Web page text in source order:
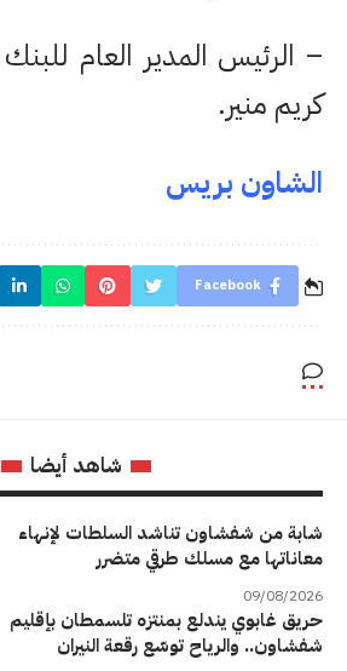
– الرئيس المدير العام
كريم منير.
الشاون بريس
Facebook
شاهد أيضا
شابة من شفشاون تناشد السلطات لإنهاء
معاناتها مع مسلك طرقي متضرر
09/08/2026
حريق غابوي يندلع بمنتزه تلسمطان بإقليم
شفشاون.. والرياح توسّع رقعة النيران